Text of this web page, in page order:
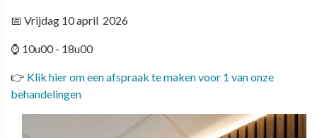
📅 Vrijdag 10 april 2026
⌚ 10u00 - 18u00
👉 Klik hier om een afspraak te maken voor 1 van onze
behandelingen